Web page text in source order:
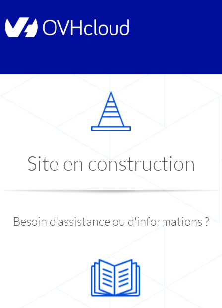
Site en construction
Besoin d'assistance ou d'informations ?